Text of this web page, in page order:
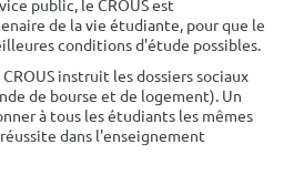
public, le CROUS est
de la vie étudiante, pour que le
conditions d'étude possibles.
instruit les dossiers sociaux
de bourse et de logement). Un
à tous les étudiants les mêmes
dans l'enseignement